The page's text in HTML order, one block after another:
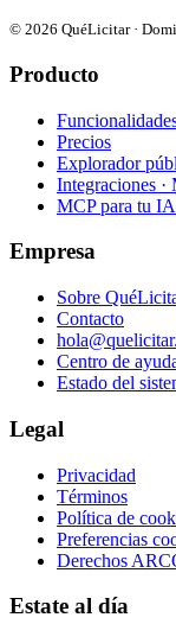
© 2026 QuéLicitar ·
Producto
Precios
Explorador
Integraciones ·
MCP para tu IA
Empresa
Sobre
Contacto
Centro de
Estado del
Legal
Privacidad
Términos
Política de
Preferencias
Derechos
Estate al día